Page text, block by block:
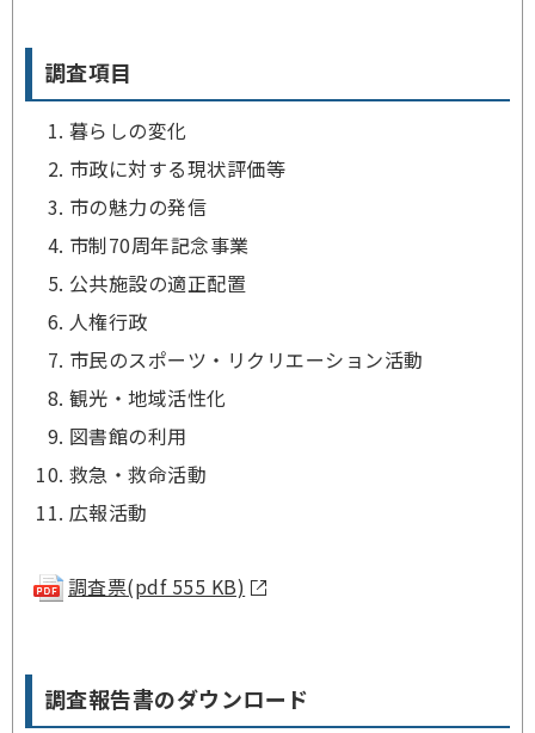
調査項目
暮らしの変化
市政に対する現状評価等
市の魅力の発信
市制70周年記念事業
公共施設の適正配置
人権行政
市民のスポーツ・リクリエーション活動
観光・地域活性化
図書館の利用
救急・救命活動
広報活動
調査票(pdf 555 KB)
調査報告書のダウンロード